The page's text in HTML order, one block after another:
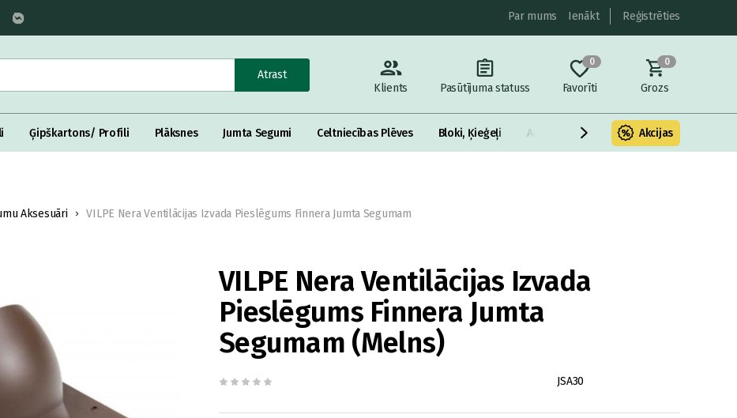
Par mums Ienākt Reģistrēties
Atrast
Klients
Pasūtījuma statuss
0
Favorīti
0
Grozs
Ģipškartons/ Profili Plāksnes Jumta Segumi Celtniecības Plēves Bloki, Ķieģeļi Armatūra un metāls Fasādes
Akcijas
Aksesuāri VILPE Nera Ventilācijas Izvada Pieslēgums Finnera Jumta Segumam
VILPE Nera Ventilācijas Izvada
Pieslēgums Finnera Jumta
Segumam (Melns)
JSA30